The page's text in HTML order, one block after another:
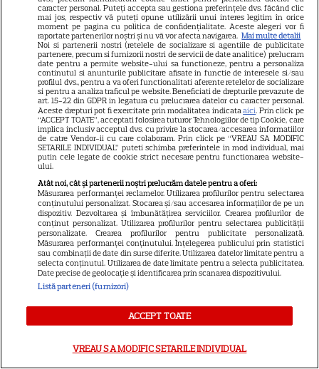
4
VEDETE STRĂINE
Vincent Pastore a murit la 80
de ani. Actorul din „Clanul
Soprano” era celebru pentru
rolul lui Big Pussy
12
VEDETE STRĂINE
Angélique Boyer, la 15 ani de la
„Teresa”: cum arată azi actrița
care a cucerit România
8
VEDETE ROMÂNEŞTI
Andra și-a întâlnit idolii din
telenovele în Marbella. Cu cine
a luat prânzul artista: „Îi
urmăream în urmă cu ani”
caracter personal. Puteți accepta sau gestiona preferințele dvs. făcând clic
mai jos, respectiv vă puteți opune utilizării unui interes legitim în orice
moment pe pagina cu politica de confidențialitate. Aceste alegeri vor fi
raportate partenerilor noștri și nu vă vor afecta navigarea. Mai multe detalii
Noi si partenerii nostri (retelele de socializare si agentiile de publicitate
partenere, precum si furnizorii nostri de servicii de date analitice) prelucram
date pentru a permite website-ului sa functioneze, pentru a personaliza
continutul si anunturile publicitare afisate in functie de interesele si/sau
profilul dvs., pentru a va oferi functionalitati aferente retelelor de socializare
si pentru a analiza traficul pe website. Beneficiati de drepturile prevazute de
art. 15-22 din GDPR in legatura cu prelucrarea datelor cu caracter personal.
Aceste drepturi pot fi exercitate prin modalitatea indicataaici. Prin click pe
“ACCEPT TOATE”, acceptati folosirea tuturor Tehnologiilor de tip Cookie, care
implica inclusiv acceptul dvs. cu privire la stocarea/accesarea informatiilor
de catre Vendor-ii cu care colaboram. Prin click pe “VREAU SA MODIFIC
SETARILE INDIVIDUAL” puteti schimba preferintele in mod individual, mai
putin cele legate de cookie strict necesare pentru functionarea website-
ului.
Atât noi, cât și partenerii noștri prelucrăm datele pentru a oferi:
Măsurarea performanței reclamelor. Utilizarea profilurilor pentru selectarea
conținutului personalizat. Stocarea și/sau accesarea informațiilor de pe un
dispozitiv. Dezvoltarea și îmbunătățirea serviciilor. Crearea profilurilor de
conținut personalizat. Utilizarea profilurilor pentru selectarea publicității
personalizate. Crearea profilurilor pentru publicitate personalizată.
Măsurarea performanței conținutului. Înțelegerea publicului prin statistici
sau combinații de date din surse diferite. Utilizarea datelor limitate pentru a
selecta conținutul. Utilizarea de date limitate pentru a selecta publicitatea.
Date precise de geolocație și identificarea prin scanarea dispozitivului.
Listă parteneri (furnizori)
ACCEPT TOATE
VREAU SA MODIFIC SETARILE INDIVIDUAL